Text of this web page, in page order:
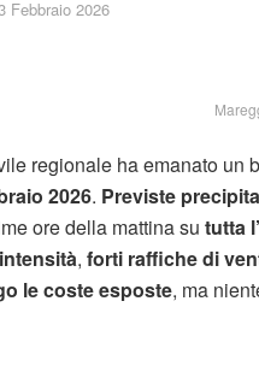
Febbraio 2026
regionale ha emanato un
2026. Previste
ore della mattina su tutta l’
, forti raffiche di
le coste esposte, ma